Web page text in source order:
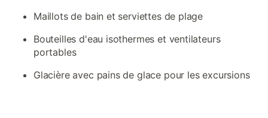
Maillots de bain et serviettes de plage
Bouteilles d'eau isothermes et ventilateurs
portables
Glacière avec pains de glace pour les excursions